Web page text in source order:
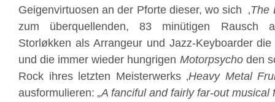
Geigenvirtuosen an der Pforte dieser, wo sich ‚The
zum überquellenden, 83 minütigen Rausch
Storløkken als Arrangeur und Jazz-Keyboarder
und die immer wieder hungrigen Motorpsychoden
Rock ihres letzten Meisterwerks ‚Heavy Metal
ausformulieren: „A fanciful and fairly far-out musical